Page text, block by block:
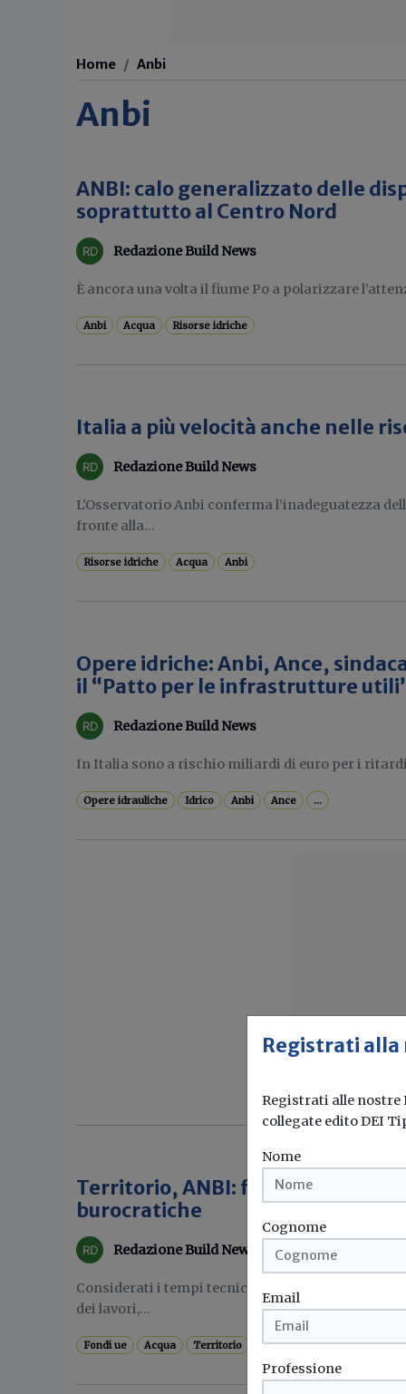
Home Anbi
Anbi
ANBI: calo generalizzato delle
soprattutto al Centro Nord
Redazione Build News
È ancora una volta il fiume Po a polarizzare
Anbi Acqua Risorse idriche
Italia a più velocità anche nelle
Redazione Build News
L'Osservatorio Anbi conferma l’inadeguatezza
fronte alla...
Risorse idriche Acqua Anbi
Opere idriche: Anbi, Ance,
il “Patto per le infrastrutture
Redazione Build News
In Italia sono a rischio miliardi di euro per i
Opere idrauliche Idrico Anbi Ance ...
Territorio, ANBI: fondi Ue a rischio
burocratiche
Redazione Build News
Considerati i tempi tecnici necessari agli
dei lavori,...
Fondi ue Acqua Territorio Anbi ...
Registrati alla
Registrati alle nostre
collegate edito DEI
Nome
Cognome
Email
Professione